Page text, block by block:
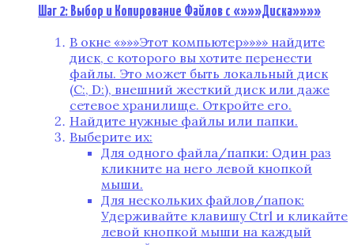
Шаг 2: Выбор и Копирование Файлов с «»»»Диска»»»»
В окне «»»»Этот компьютер»»»» найдите
диск, с которого вы хотите перенести
файлы. Это может быть локальный диск
(C:, D:), внешний жесткий диск или даже
сетевое хранилище. Откройте его.
Найдите нужные файлы или папки.
Выберите их:
Для одного файла/папки: Один раз
кликните на него левой кнопкой
мыши.
Для нескольких файлов/папок:
Удерживайте клавишу Ctrl и кликайте
левой кнопкой мыши на каждый